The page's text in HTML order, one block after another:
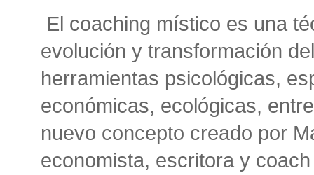
El coaching místico es una
evolución y transformación
herramientas psicológicas,
económicas, ecológicas,
nuevo concepto creado por
economista, escritora y